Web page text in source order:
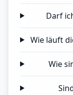
Darf
Wie läuft
Wie